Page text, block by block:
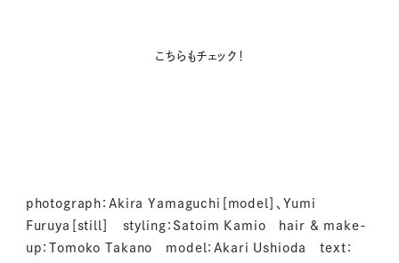
こちらもチェック！
photograph：Akira Yamaguchi［model］、Yumi
Furuya［still］ styling：Satoim Kamio hair & make-
up：Tomoko Takano model：Akari Ushioda text：